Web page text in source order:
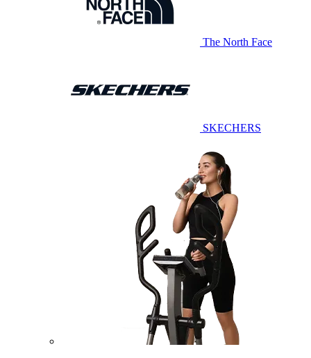
The North Face
SKECHERS